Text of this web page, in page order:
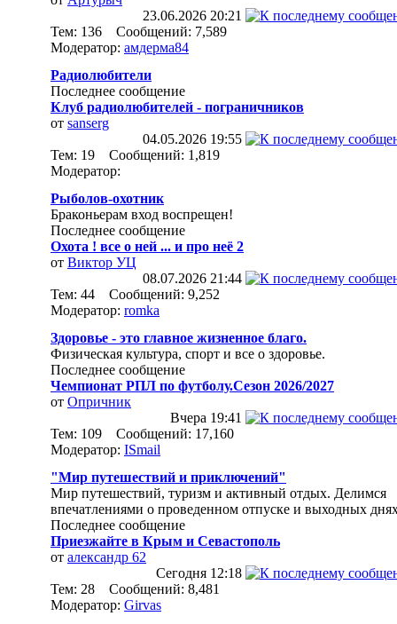
23.06.2026 20:21
Тем: 136 Сообщений: 7,589
Модератор: амдерма84
Радиолюбители
Последнее сообщение
Клуб радиолюбителей - пограничников
от sanserg
04.05.2026 19:55
Тем: 19 Сообщений: 1,819
Модератор:
Рыболов-охотник
Браконьерам вход воспрещен!
Последнее сообщение
Охота ! все о ней ... и про неё 2
от Виктор УЦ
08.07.2026 21:44
Тем: 44 Сообщений: 9,252
Модератор: romka
Здоровье - это главное жизненное благо.
Физическая культура, спорт и все о здоровье.
Последнее сообщение
Чемпионат РПЛ по футболу.Сезон 2026/2027
от Опричник
Вчера 19:41
Тем: 109 Сообщений: 17,160
Модератор: ISmail
"Мир путешествий и приключений"
Мир путешествий, туризм и активный отдых. Делимся
впечатлениями о проведенном отпуске и выходных
Последнее сообщение
Приезжайте в Крым и Севастополь
от александр 62
Сегодня 12:18
Тем: 28 Сообщений: 8,481
Модератор: Girvas